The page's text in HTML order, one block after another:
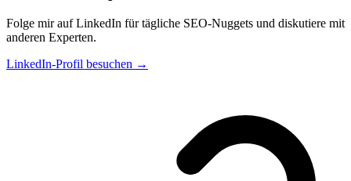
Folge mir auf LinkedIn für tägliche SEO-Nuggets und diskutiere mit
anderen Experten.
LinkedIn-Profil besuchen →